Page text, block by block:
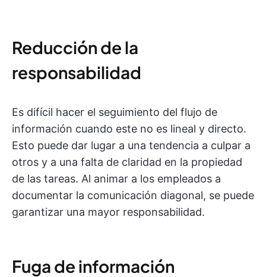
Reducción de la
responsabilidad
Es difícil hacer el seguimiento del flujo de
información cuando este no es lineal y directo.
Esto puede dar lugar a una tendencia a culpar a
otros y a una falta de claridad en la propiedad
de las tareas. Al animar a los empleados a
documentar la comunicación diagonal, se puede
garantizar una mayor responsabilidad.
Fuga de información